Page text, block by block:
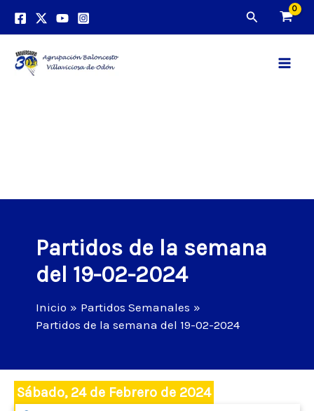
Buscar
Partidos de la semana
del 19-02-2024
Inicio
Partidos Semanales
Partidos de la semana del 19-02-2024
Sábado, 24 de Febrero de 2024